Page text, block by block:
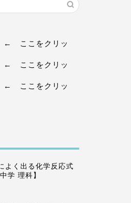
← ここをクリッ
← ここをクリッ
← ここをクリッ
よく出る化学反応式
学 理科】